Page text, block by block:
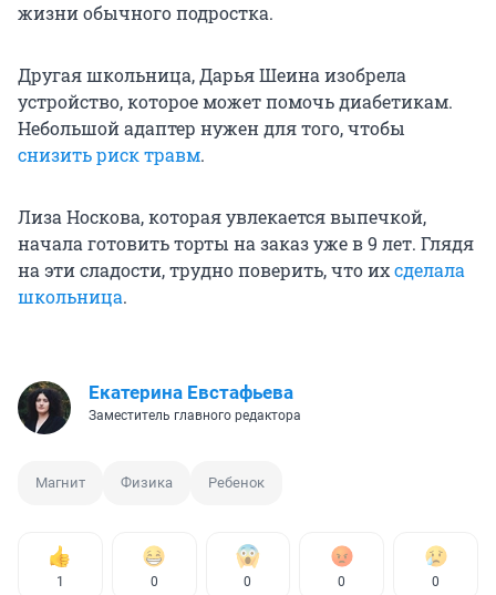
жизни обычного подростка.
Другая школьница, Дарья Шеина изобрела
устройство, которое может помочь диабетикам.
Небольшой адаптер нужен для того, чтобы
снизить риск травм.
Лиза Носкова, которая увлекается выпечкой,
начала готовить торты на заказ уже в 9 лет. Глядя
на эти сладости, трудно поверить, что ихсделала
школьница.
Екатерина Евстафьева
Заместитель главного редактора
Магнит Физика Ребенок
1 0 0 0 0